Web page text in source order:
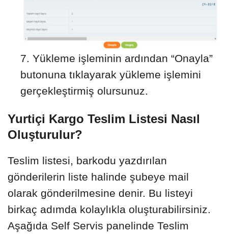
Yükleme işleminin ardından “Onayla”
butonuna tıklayarak yükleme işlemini
gerçekleştirmiş olursunuz.
Yurtiçi Kargo Teslim Listesi Nasıl
Oluşturulur?
Teslim listesi, barkodu yazdırılan
gönderilerin liste halinde şubeye mail
olarak gönderilmesine denir. Bu listeyi
birkaç adımda kolaylıkla oluşturabilirsiniz.
Aşağıda Self Servis panelinde Teslim